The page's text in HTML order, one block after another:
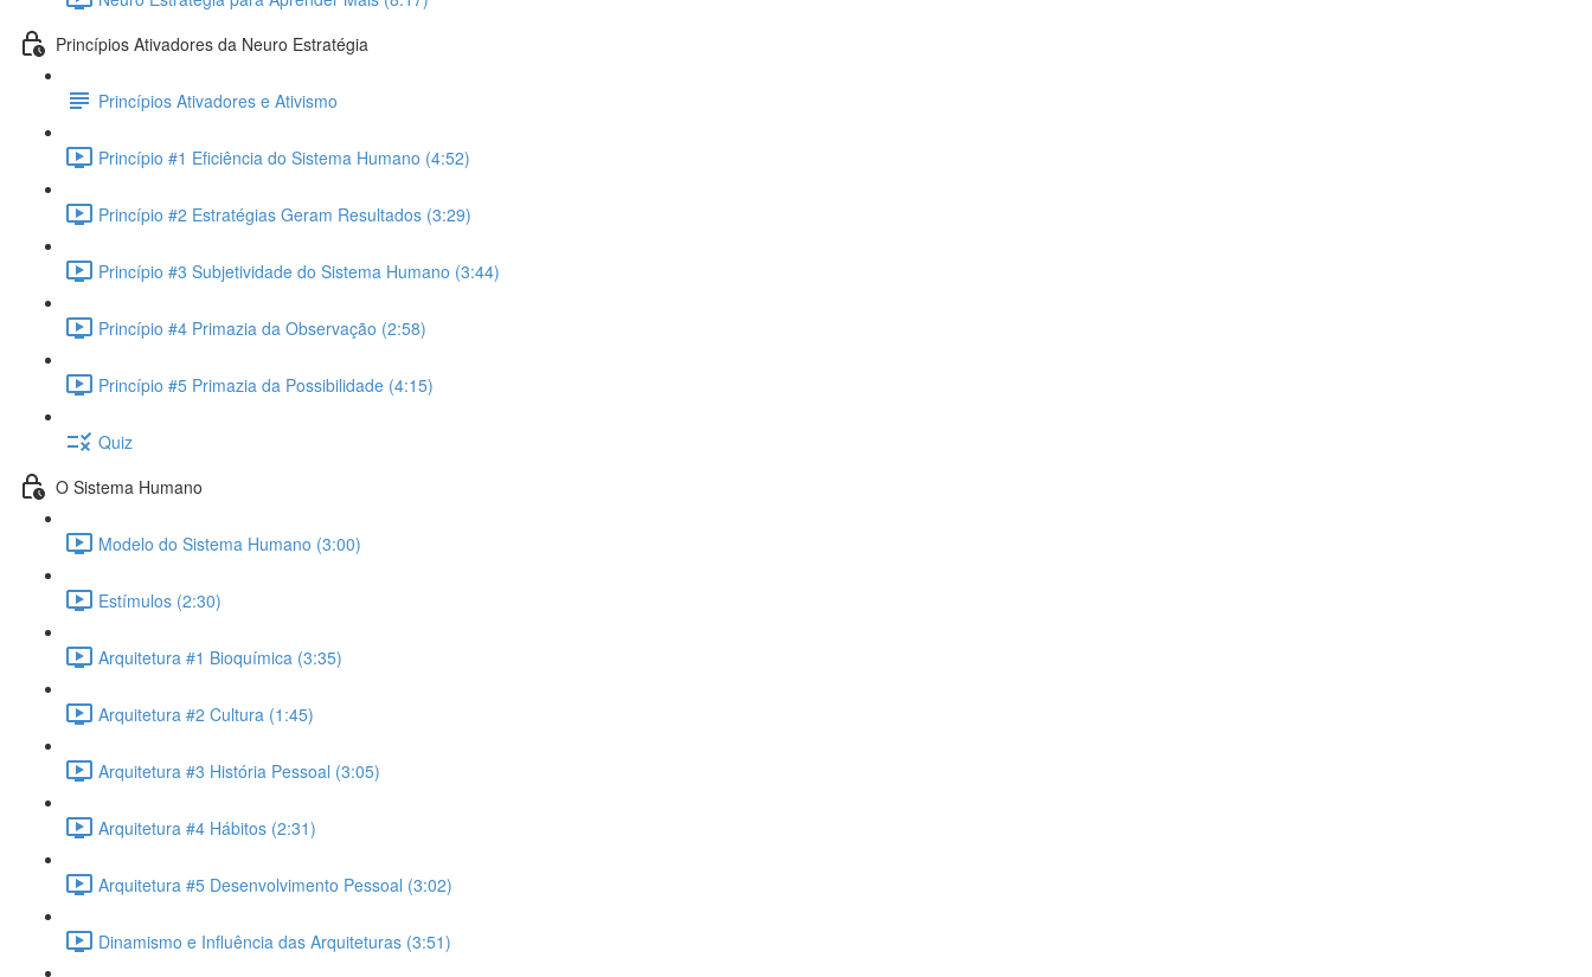
Princípios Ativadores da Neuro Estratégia
Princípios Ativadores e Ativismo
Princípio #1 Eficiência do Sistema Humano (4:52)
Princípio #2 Estratégias Geram Resultados (3:29)
Princípio #3 Subjetividade do Sistema Humano (3:44)
Princípio #4 Primazia da Observação (2:58)
Princípio #5 Primazia da Possibilidade (4:15)
Quiz
O Sistema Humano
Modelo do Sistema Humano (3:00)
Estímulos (2:30)
Arquitetura #1 Bioquímica (3:35)
Arquitetura #2 Cultura (1:45)
Arquitetura #3 História Pessoal (3:05)
Arquitetura #4 Hábitos (2:31)
Arquitetura #5 Desenvolvimento Pessoal (3:02)
Dinamismo e Influência das Arquiteturas (3:51)